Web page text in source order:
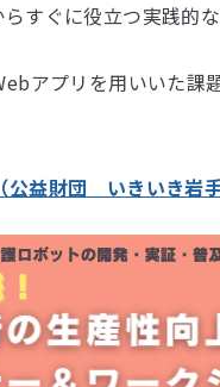
すぐに役立つ実践的
アプリを用いいた
益財団 いきいき岩手